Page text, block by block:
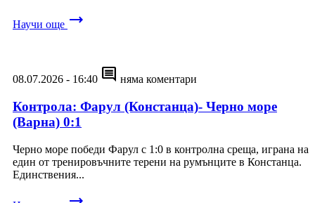
Научи още trending_flat
08.07.2026 - 16:40 comment няма коментари
Контрола: Фарул (Констанца)- Черно море
(Варна) 0:1
Черно море победи Фарул с 1:0 в контролна среща, играна на
един от тренировъчните терени на румънците в Констанца.
Единствения...